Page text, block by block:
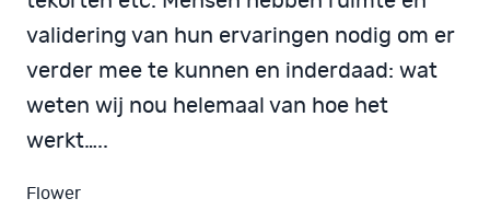
validering van hun ervaringen nodig om er
verder mee te kunnen en inderdaad: wat
weten wij nou helemaal van hoe het
werkt…..
Flower